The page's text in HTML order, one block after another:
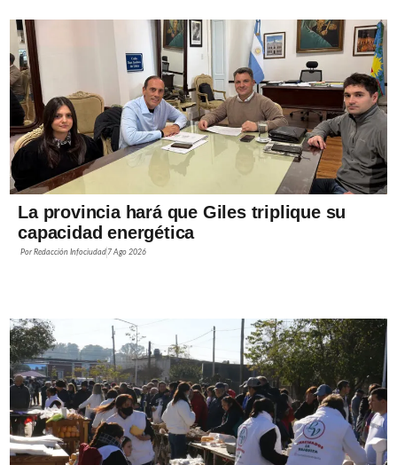
La provincia hará que Giles triplique su
capacidad energética
PorRedacción Infociudad 7 Ago 2026